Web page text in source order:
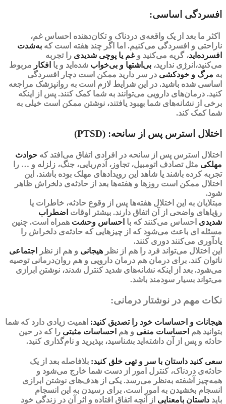
افسردگی اساسی:
اکثر ما بعد از یک واقعه‌ی دردناک و تکان‌دهنده احساس غم،
ناراحتی و افسردگی می‌کنیم. اما اگر چند هفته است‌ که‌ به‌‌شدت
افسرده‌اید، گریه می‌کنید وغم یا پوچی شدیدی را تجربه
می‌کنید،انرژی ندارید، بی‌اشتها و بی‌خواب شده‌اید و یا افکار مربوط
به مرگ و خودکشی در سر دارید ممکن است دچار
افسردگی
اساسی شده باشید. در این شرایط لازم است به روانپزشک مراجعه
کنید. درمان‌های دارویی می‌توانند به شما کمک کنند‌. پس از اینکه
برخی از نشانه‌های شما بهبود یافتند، نوشتن ممکن است خیلی به
شما کمک کند.
اختلال استرس پس از سانحه: (PTSD)
اختلال استرس پس از سانحه در افرادی اتفاق می‌افتد که حوادث
مهلکی مثل تصادف اتومبیل، تجاوز، آدم‌ربایی، جنگ، زلزله و … را
تجربه کرده باشند یا شاهد این رویدادهای مهلک بوده باشند. این
اختلال ممکن است روزها و هفته‌ها بعد از حادثه‌ی دلخراش ظاهر
شود.
مبتلایان به این اختلال هفته‌ها پس از وقوع حادثه، خاطرات یا
رؤیاهای واضحی از آن اتفاق دارند. بیشتر اوقات اضطراب
شدیدی احساس می‌کنند که با احساس وحشت همراه است. چنین
مسئله ‌ای باعث می‌شود که از چیزهایی که حادثه‌ی دلخراش را
یادآوری می‌کنند دوری کنند.
این اختلال می‌تواند فرد را هم از نظر هیجانی و هم از نظر
اجتماعی
ناتوان کند. برای درمان هم درمان دارویی و هم روان‌درمانی توصیه
می‌شود. بعد از اینکه نشانه‌های شدید کنترل شدند، نوشتن ابرازی
می‌تواند بسیار سودمند باشد‌.
نکات مهم در نوشتار درمانی:
هیجانات و احساسات خود را تصدیق کنید: اهمیت زیادی دارد که شما
بتوانید هم احساسات منفی و هم احساسات مثبتی را که در حین
حادثه و پس از آن داشته‌اید بشناسید، بپذیرید و نام‌گذاری کنید.
سعی کنید داستان با سر و تهی خلق کنید: بلافاصله بعد از یک
حادثه‌ی دردناک، کنترل امور از دست شما خارج می‌شود و
همه‌چیز
آشفته به‌نظر می‌رسد. یکی از هدف‌های نوشتن ابرازی
انسجام بخشیدن به امور است. برای رسیدن به این انسجام
باید داستان بامعنایی از آنچه اتفاق افتاده و اثر آن در زندگی خود